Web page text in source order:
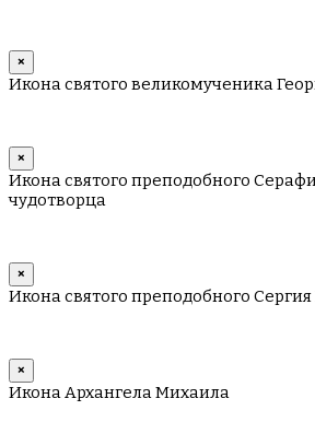
×
Икона святого великомученика
×
Икона святого преподобного
чудотворца
×
Икона святого преподобного
×
Икона Архангела Михаила